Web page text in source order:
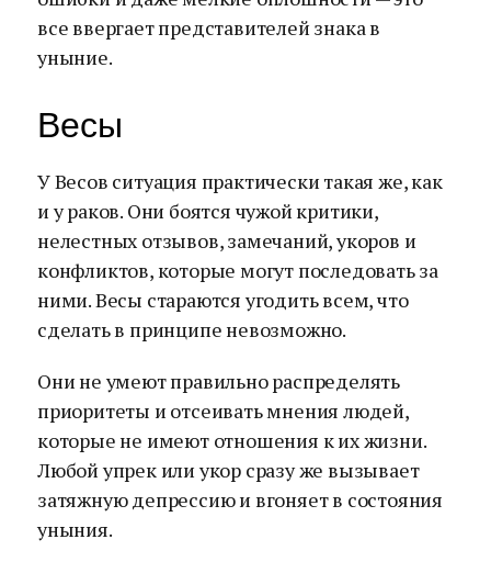
все ввергает представителей знака в
уныние.
Весы
У Весов ситуация практически такая же, как
и у раков. Они боятся чужой критики,
нелестных отзывов, замечаний, укоров и
конфликтов, которые могут последовать за
ними. Весы стараются угодить всем, что
сделать в принципе невозможно.
Они не умеют правильно распределять
приоритеты и отсеивать мнения людей,
которые не имеют отношения к их жизни.
Любой упрек или укор сразу же вызывает
затяжную депрессию и вгоняет в состояния
уныния.